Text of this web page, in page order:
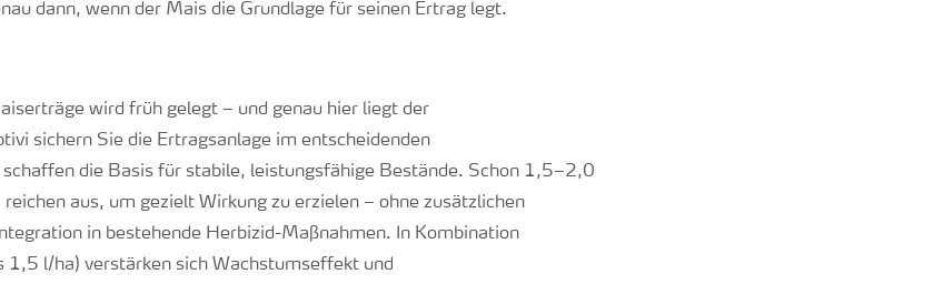
dann, wenn der Mais die Grundlage für seinen Ertrag legt.
wird früh gelegt – und genau hier liegt der
sichern Sie die Ertragsanlage im entscheidenden
die Basis für stabile, leistungsfähige Bestände. Schon 1,5–2,0
aus, um gezielt Wirkung zu erzielen – ohne zusätzlichen
in bestehende Herbizid-Maßnahmen. In Kombination
1,5 l/ha) verstärken sich Wachstumseffekt und